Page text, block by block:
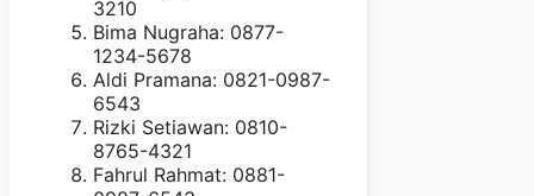
3210
Bima Nugraha: 0877-
1234-5678
Aldi Pramana: 0821-0987-
6543
Rizki Setiawan: 0810-
8765-4321
Fahrul Rahmat: 0881-